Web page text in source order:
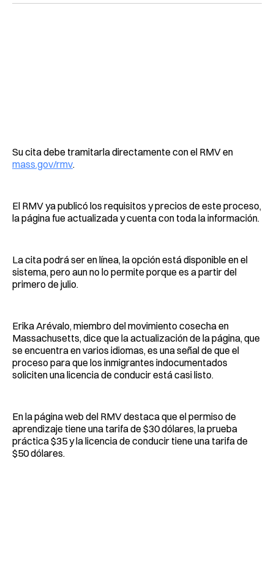
Su cita debe tramitarla directamente con el RMV en
mass.gov/rmv.
El RMV ya publicó los requisitos y precios de este proceso,
la página fue actualizada y cuenta con toda la información.
La cita podrá ser en línea, la opción está disponible en el
sistema, pero aun no lo permite porque es a partir del
primero de julio.
Erika Arévalo, miembro del movimiento cosecha en
Massachusetts, dice que la actualización de la página, que
se encuentra en varios idiomas, es una señal de que el
proceso para que los inmigrantes indocumentados
soliciten una licencia de conducir está casi listo.
En la página web del RMV destaca que el permiso de
aprendizaje tiene una tarifa de $30 dólares, la prueba
práctica $35 y la licencia de conducir tiene una tarifa de
$50 dólares.